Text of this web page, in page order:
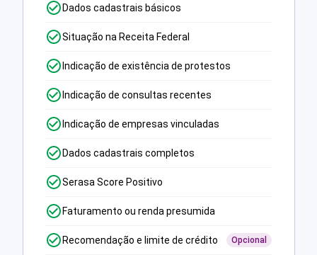
Dados cadastrais básicos
Situação na Receita Federal
Indicação de existência de protestos
Indicação de consultas recentes
Indicação de empresas vinculadas
Dados cadastrais completos
Serasa Score Positivo
Faturamento ou renda presumida
Recomendação e limite de crédito Opcional